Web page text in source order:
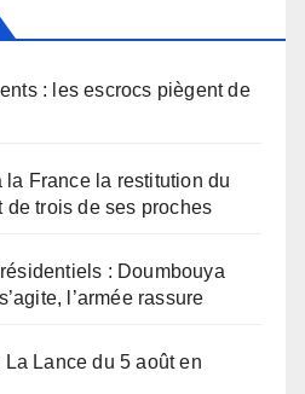
: les escrocs piègent de
la France la restitution du
de trois de ses proches
: Doumbouya
l’armée rassure
Lance du 5 août en